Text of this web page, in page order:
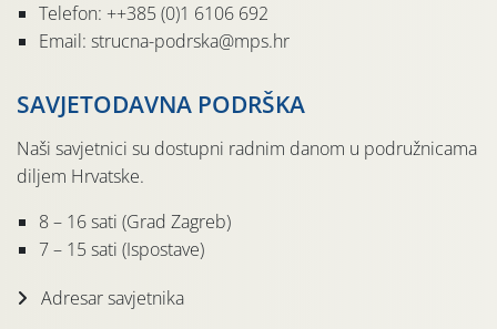
Telefon: ++385 (0)1 6106 692
Email: strucna-podrska@mps.hr
SAVJETODAVNA PODRŠKA
Naši savjetnici su dostupni radnim danom u podružnicama
diljem Hrvatske.
8 – 16 sati (Grad Zagreb)
7 – 15 sati (Ispostave)
Adresar savjetnika